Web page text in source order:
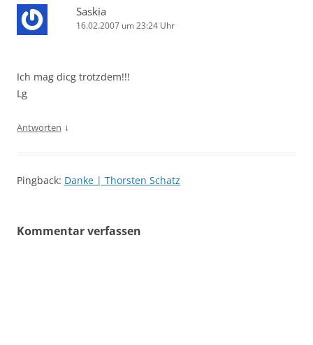
Saskia
16.02.2007 um 23:24 Uhr
Ich mag dicg trotzdem!!!
Lg
Antworten ↓
Pingback: Danke | Thorsten Schatz
Kommentar verfassen